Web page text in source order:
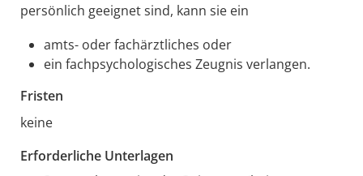
persönlich geeignet sind, kann sie ein
amts- oder fachärztliches oder
ein fachpsychologisches Zeugnis verlangen.
Fristen
keine
Erforderliche Unterlagen